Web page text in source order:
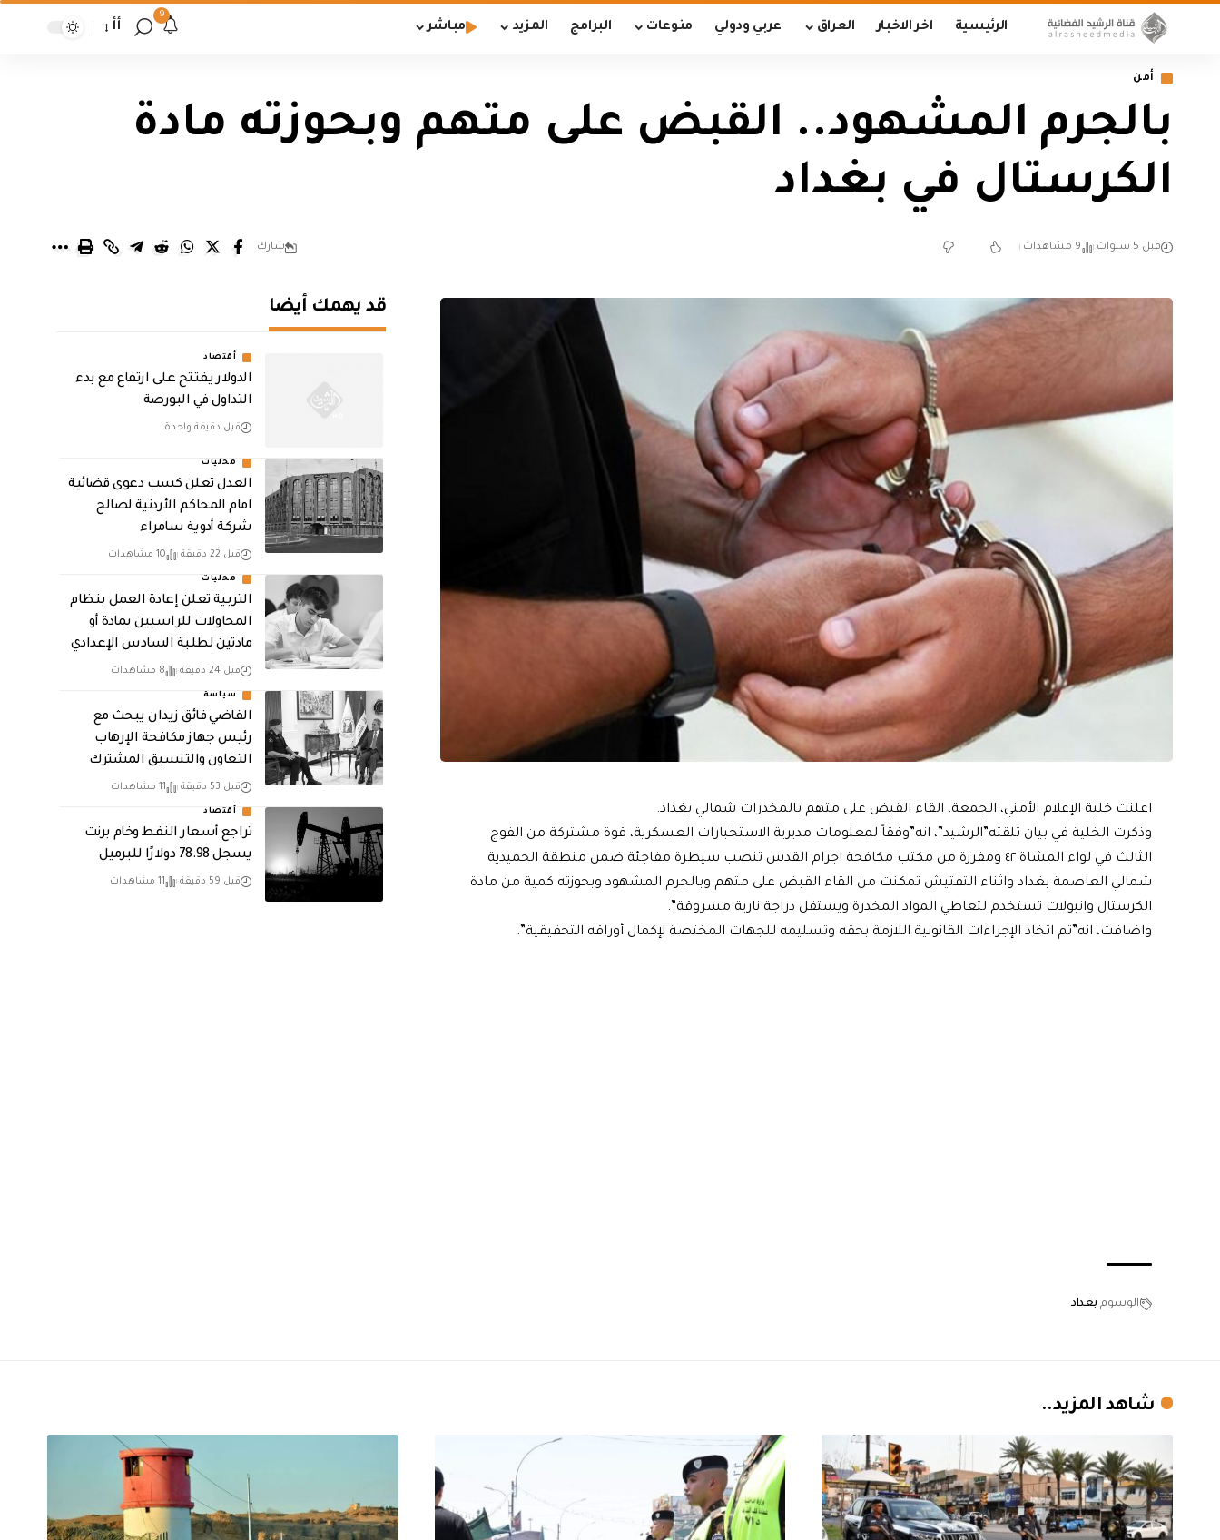
الرئيسية اخر الاخبار العراق عربي ودولي منوعات البرامج المزيد مباشر
9
أأ
أمن
بالجرم المشهود.. القبض على متهم وبحوزته مادة
الكرستال في بغداد
قبل 5 سنوات 9 مشاهدات شارك
اعلنت خلية الإعلام الأمني، الجمعة، القاء القبض على متهم بالمخدرات شمالي بغداد.
وذكرت الخلية في بيان تلقته”الرشيد”، انه”وفقاً لمعلومات مديرية الاستخبارات العسكرية، قوة مشتركة من الفوج
الثالث في لواء المشاة ٤٢ ومفرزة من مكتب مكافحة اجرام القدس تنصب سيطرة مفاجئة ضمن منطقة الحميدية
شمالي العاصمة بغداد واثناء التفتيش تمكنت من القاء القبض على متهم وبالجرم المشهود وبحوزته كمية من مادة
الكرستال وانبولات تستخدم لتعاطي المواد المخدرة ويستقل دراجة نارية مسروقة”.
واضافت، انه”تم اتخاذ الإجراءات القانونية اللازمة بحقه وتسليمه للجهات المختصة لإكمال أوراقه التحقيقية”.
الوسوم بغداد
قد يهمك أيضا
أقتصاد
الدولار يفتتح على ارتفاع مع بدء
التداول في البورصة
قبل دقيقة واحدة
محليات
العدل تعلن كسب دعوى قضائية
امام المحاكم الأردنية لصالح
شركة أدوية سامراء
قبل 22 دقيقة 10 مشاهدات
محليات
التربية تعلن إعادة العمل بنظام
المحاولات للراسبين بمادة أو
مادتين لطلبة السادس الإعدادي
قبل 24 دقيقة 8 مشاهدات
سياسة
القاضي فائق زيدان يبحث مع
رئيس جهاز مكافحة الإرهاب
التعاون والتنسيق المشترك
قبل 53 دقيقة 11 مشاهدات
أقتصاد
تراجع أسعار النفط وخام برنت
يسجل 78.98 دولارًا للبرميل
قبل 59 دقيقة 11 مشاهدات
شاهد المزيد..